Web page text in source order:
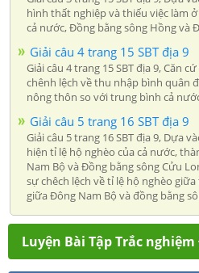
hình thất nghiệp và thiếu việc làm
cả nước, Đồng bằng sông Hồng và
Giải câu 4 trang 15 SBT địa 9
Giải câu 4 trang 15 SBT địa 9, Căn
chênh lệch về thu nhập bình quân
nông thôn so với trung bình cả
Giải câu 5 trang 16 SBT địa 9
Giải câu 5 trang 16 SBT địa 9, Dựa
hiện tỉ lệ hộ nghèo của cả nước,
Nam Bộ và Đồng bằng sông Cửu
sự chêch lệch về tỉ lệ hộ nghèo
giữa Đông Nam Bộ và đồng bằng
Luyện Bài Tập Trắc